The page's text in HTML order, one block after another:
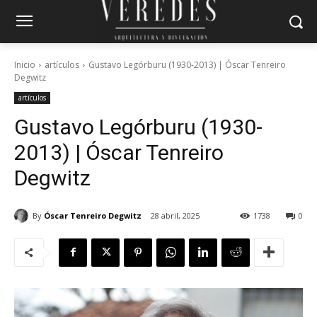
Inicio artículos
Gustavo Legórburu (1930-2013) | Óscar Tenreiro
Degwitz
artículos
Gustavo Legórburu (1930-
2013) | Óscar Tenreiro
Degwitz
By Óscar Tenreiro Degwitz 28 abril, 2025 0
1738